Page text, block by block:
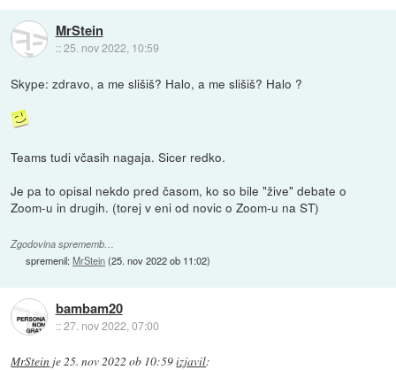
MrStein
::25. nov 2022, 10:59
Skype: zdravo, a me slišiš? Halo, a me slišiš? Halo ?
Teams tudi včasih nagaja. Sicer redko.
Je pa to opisal nekdo pred časom, ko so bile "žive" debate o
Zoom-u in drugih. (torej v eni od novic o Zoom-u na ST)
Zgodovina sprememb…
spremenil:MrStein(25. nov 2022 ob 11:02)
bambam20
::27. nov 2022, 07:00
MrStein je25. nov 2022 ob 10:59izjavil: